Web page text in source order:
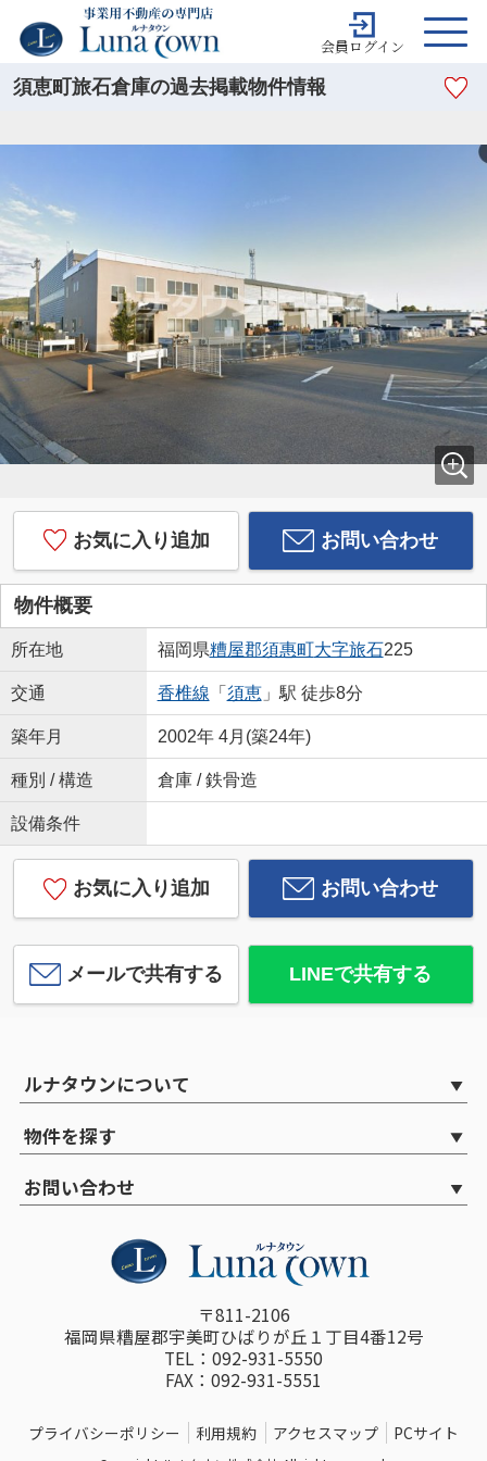
会員ログイン
須恵町旅石倉庫の過去掲載物件情報
お気に入り追加 お問い合わせ
物件概要
所在地 福岡県糟屋郡須惠町大字旅石225
交通 香椎線 「 須恵」駅 徒歩8分
築年月 2002年 4月(築24年)
種別 / 構造 倉庫 / 鉄骨造
設備条件
お気に入り追加 お問い合わせ
メールで共有する LINEで共有する
ルナタウンについて
物件を探す
お問い合わせ
〒811-2106
福岡県糟屋郡宇美町ひばりが丘１丁目4番12号
TEL：092-931-5550
FAX：092-931-5551
プライバシーポリシー 利用規約 アクセスマップ PCサイト